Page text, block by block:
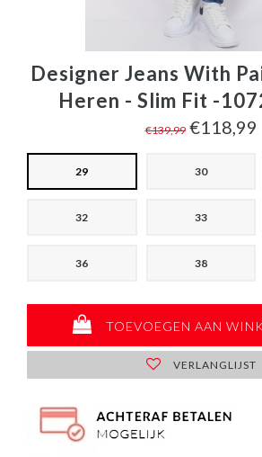
Designer Jeans With
Heren - Slim Fit -
€139,99 €118,99
29 30
32 33
36 38
TOEVOEGEN AAN
VERLANGLIJST